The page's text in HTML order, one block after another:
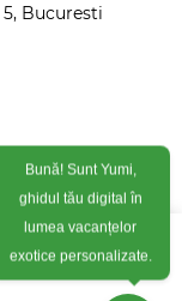
Bucuresti
Bună! Sunt Yumi,
ghidul tău digital în
lumea vacanțelor
exotice personalizate.